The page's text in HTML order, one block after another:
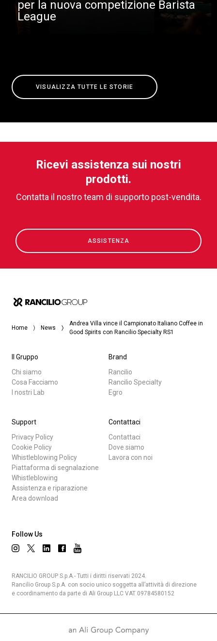
per la nuova competizione Barista
League
VISUALIZZA TUTTE LE STORIE
Ricevi assistenza sui nostri
prodotti.
Contatta il nostro team di supporto post-vendita.
ASSISTENZA
Home News
Andrea Villa vince il Campionato Italiano Coffee in
Good Spirits con Rancilio Specialty RS1
Il Gruppo
Chi siamo
Cosa Facciamo
I nostri Lab
Brand
Rancilio
Rancilio Specialty
Egro
Support
Privacy Policy
Cookie Policy
Whistleblowing Policy
Piattaforma di segnalazione
Whistleblowing
Assistenza e riparazione
Area download
Contattaci
Contattaci
Dove siamo
Lavora con noi
Follow Us
RANCILIO GROUP S.p.A.- Tutti i diritti riservati 2024.
Rancilio Group S.p.A. con socio unico soggetta all’attività di direzione
e coordinamento da parte di Ali Group LLC VAT 09784580152